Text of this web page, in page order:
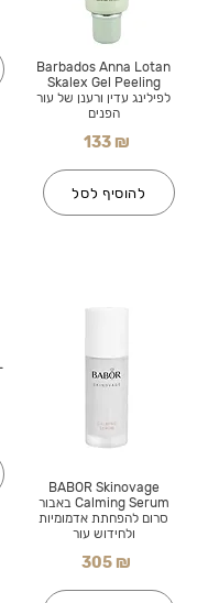
Barbados Anna Lotan
Skalex Gel Peeling
לפילינג עדין ורענן של עור
הפנים
133 ₪
להוסיף לסל
BABOR Skinovage
Calming Serum באבור
סרום להפחתת אדמומיות
ולחידוש עור
305 ₪